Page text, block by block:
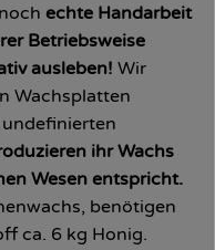
echte Handarbeit
Betriebsweise
ausleben! Wir
Wachsplatten
ihr Wachs
Wesen entspricht.
benötigen
ca. 6 kg Honig.